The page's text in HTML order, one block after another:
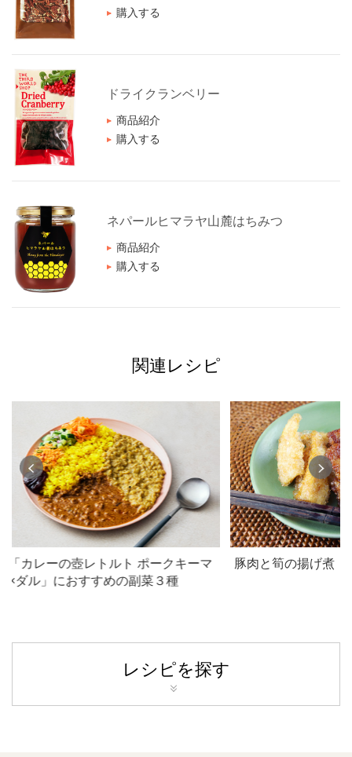
購入する
ドライクランベリー
商品紹介
購入する
ネパールヒマラヤ山麓はちみつ
商品紹介
購入する
関連レシピ
「カレーの壺レトルト ポークキーマ
×ダル」におすすめの副菜３種
豚肉と筍の揚げ煮
レシピを探す